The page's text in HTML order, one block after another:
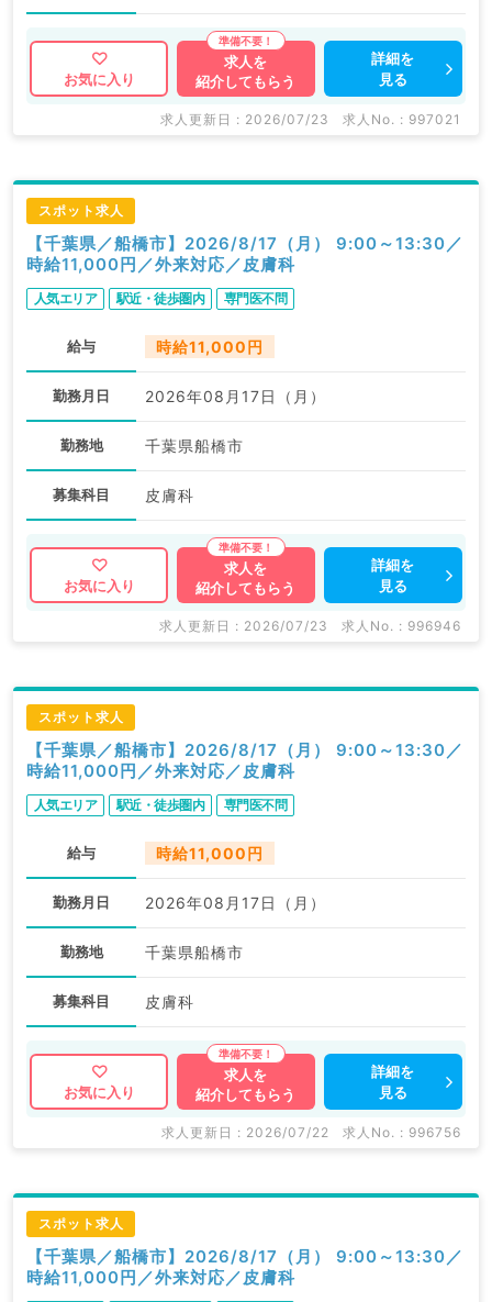
お気に入り
求人を
紹介してもらう
詳細を
見る
求人更新日 : 2026/07/23 求人No. : 997021
スポット求人
【千葉県／船橋市】2026/8/17（月） 9:00～13:30／
時給11,000円／外来対応／皮膚科
人気エリア 駅近・徒歩圏内 専門医不問
給与 時給11,000円
勤務月日 2026年08月17日（月）
勤務地 千葉県船橋市
募集科目 皮膚科
お気に入り
求人を
紹介してもらう
詳細を
見る
求人更新日 : 2026/07/23 求人No. : 996946
スポット求人
【千葉県／船橋市】2026/8/17（月） 9:00～13:30／
時給11,000円／外来対応／皮膚科
人気エリア 駅近・徒歩圏内 専門医不問
給与 時給11,000円
勤務月日 2026年08月17日（月）
勤務地 千葉県船橋市
募集科目 皮膚科
お気に入り
求人を
紹介してもらう
詳細を
見る
求人更新日 : 2026/07/22 求人No. : 996756
スポット求人
【千葉県／船橋市】2026/8/17（月） 9:00～13:30／
時給11,000円／外来対応／皮膚科